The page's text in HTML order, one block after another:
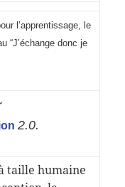
l’apprentissage, le
“J’échange donc je
2.0.
taille humaine